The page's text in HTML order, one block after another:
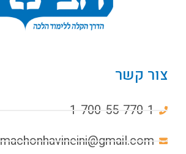
צור קשר
1-700-55-770-1
machonhavineini@gmail.com